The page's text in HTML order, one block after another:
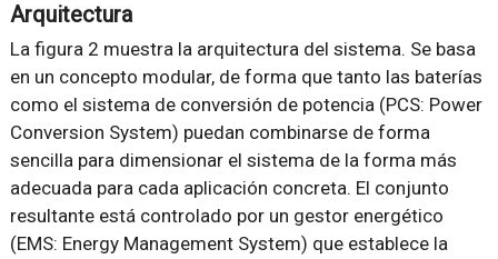
Arquitectura
La figura 2 muestra la arquitectura del sistema. Se basa
en un concepto modular, de forma que tanto las baterías
como el sistema de conversión de potencia (PCS: Power
Conversion System) puedan combinarse de forma
sencilla para dimensionar el sistema de la forma más
adecuada para cada aplicación concreta. El conjunto
resultante está controlado por un gestor energético
(EMS: Energy Management System) que establece la